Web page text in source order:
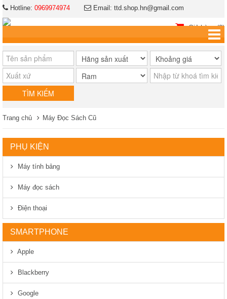
Hotline: 0969974974 Email: ttd.shop.hn@gmail.com
Giỏ hàng (0)
Trang chủ Máy Đọc Sách Cũ
PHỤ KIỆN
Máy tính bảng
Máy đọc sách
Điện thoại
SMARTPHONE
Apple
Blackberry
Google